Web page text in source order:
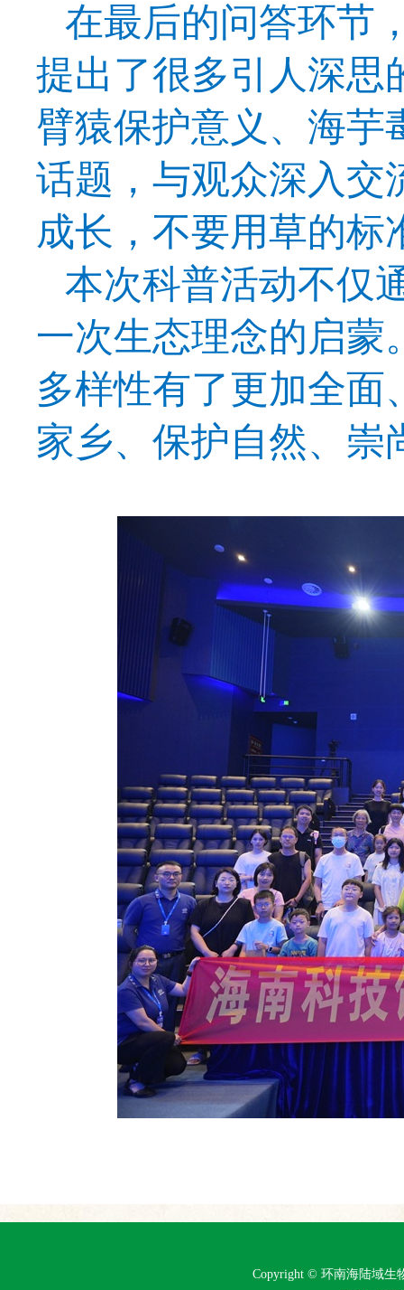
在最后的问答环节
提出了很多引人深思
臂猿保护意义、海芋
话题 ， 与观众深入交
成长， 不要用草的标
本次科普活动不仅
一次生态理念的启蒙
多样性有了更加全面
家乡、保护自然、崇
Copyright © 环南海陆域